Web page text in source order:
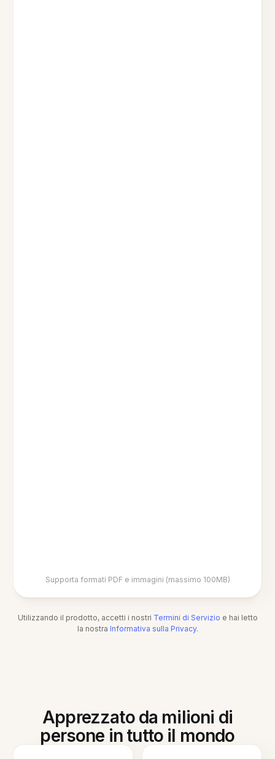
Supporta formati PDF e immagini (massimo 100MB)
Utilizzando il prodotto, accetti i nostri Termini di Servizio e hai letto
la nostra Informativa sulla Privacy.
Apprezzato da milioni di
persone in tutto il mondo